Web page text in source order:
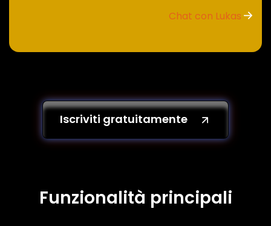
Chat con Lukas
Iscriviti gratuitamente
Funzionalità principali